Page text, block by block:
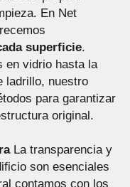
En Net
superficie.
en vidrio hasta la
ladrillo, nuestro
para garantizar
original.
La transparencia y
son esenciales
contamos con los